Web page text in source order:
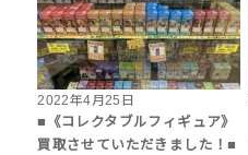
2022年4月25日
■《コレクタブルフィギュア》
買取させていただきました！■